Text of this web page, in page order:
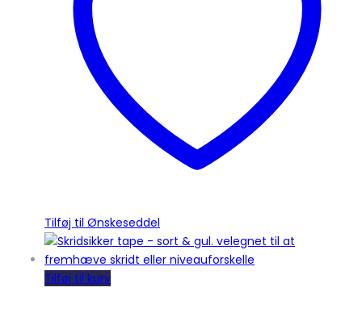
Tilføj til Ønskeseddel
Tilføj til kurv